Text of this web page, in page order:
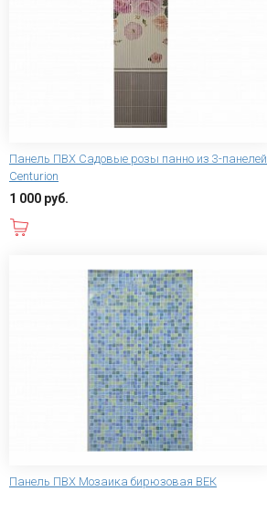
Панель ПВХ Садовые розы панно из 3-панелей
Centurion
1 000 руб.
Панель ПВХ Мозаика бирюзовая ВЕК